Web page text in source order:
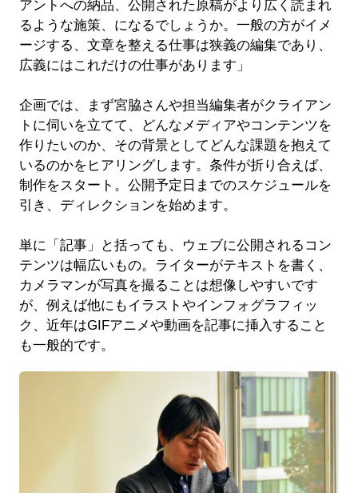
アントへの納品、公開された原稿がより広く読まれ
るような施策、になるでしょうか。一般の方がイメ
ージする、文章を整える仕事は狭義の編集であり、
広義にはこれだけの仕事があります」
企画では、まず宮脇さんや担当編集者がクライアン
トに伺いを立てて、どんなメディアやコンテンツを
作りたいのか、その背景としてどんな課題を抱えて
いるのかをヒアリングします。条件が折り合えば、
制作をスタート。公開予定日までのスケジュールを
引き、ディレクションを始めます。
単に「記事」と括っても、ウェブに公開されるコン
テンツは幅広いもの。ライターがテキストを書く、
カメラマンが写真を撮ることは想像しやすいです
が、例えば他にもイラストやインフォグラフィッ
ク、近年はGIFアニメや動画を記事に挿入すること
も一般的です。